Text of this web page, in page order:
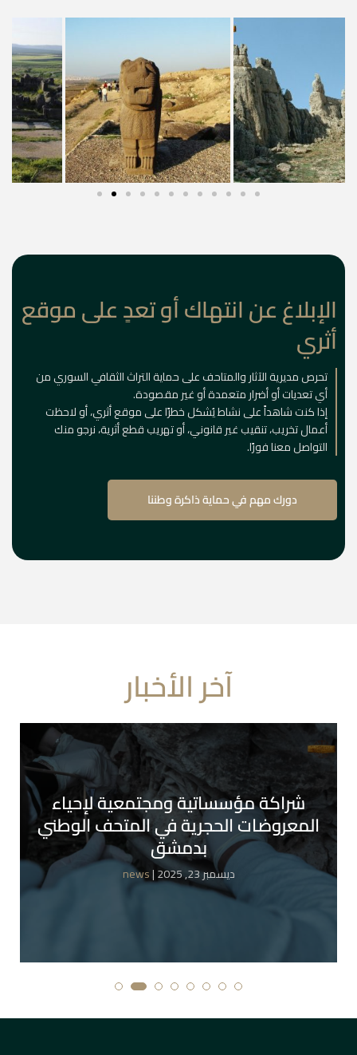
الإبلاغ عن انتهاك أو تعدٍ على موقع
أثري
تحرص مديرية الآثار والمتاحف على حماية التراث الثقافي السوري من
أي تعديات أو أضرار متعمدة أو غير مقصودة.
إذا كنت شاهداً على نشاط يُشكل خطرًا على موقع أثري، أو لاحظت
أعمال تخريب، تنقيب غير قانوني، أو تهريب قطع أثرية، نرجو منك
التواصل معنا فورًا.
دورك مهم في حماية ذاكرة وطننا
آخر الأخبار
شراكة مؤسساتية ومجتمعية لإحياء
المعروضات الحجرية في المتحف الوطني
بدمشق
news | ديسمبر 23, 2025